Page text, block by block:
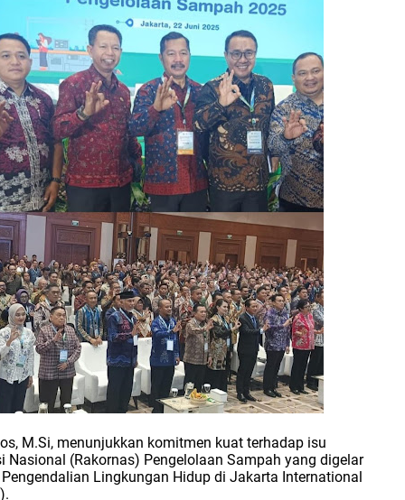
M.Si, menunjukkan komitmen kuat terhadap isu
(Rakornas) Pengelolaan Sampah yang digelar
Lingkungan Hidup di Jakarta International